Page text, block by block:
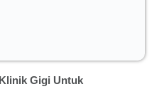
Gigi Untuk